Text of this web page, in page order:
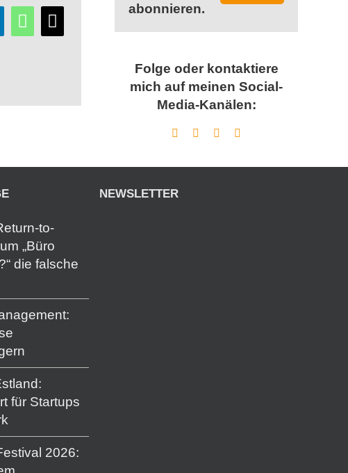
abonnieren.
Folge oder kontaktiere
mich auf meinen Social-
Media-Kanälen:
to-
„Büro
die falsche
für Startups
2026:
NEWSLETTER